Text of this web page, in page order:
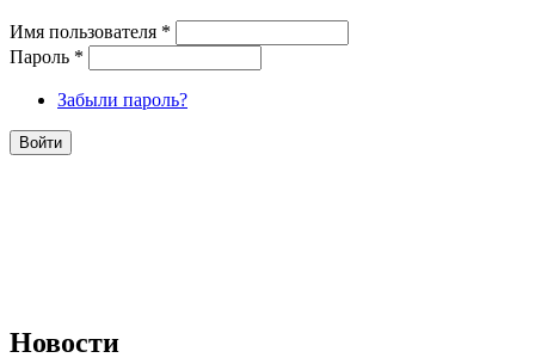
Имя пользователя *
Пароль *
Забыли пароль?
Новости